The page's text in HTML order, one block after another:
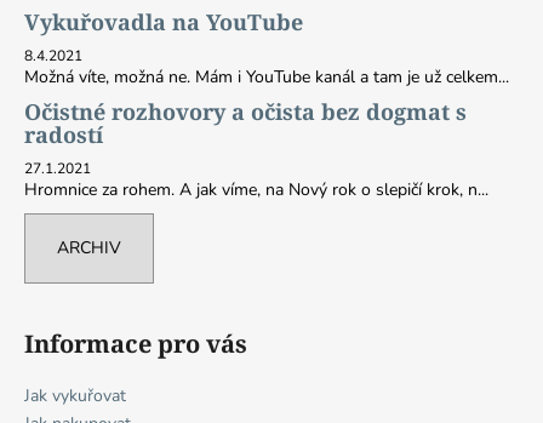
Vykuřovadla na YouTube
8.4.2021
Možná víte, možná ne. Mám i YouTube kanál a tam je už celkem...
Očistné rozhovory a očista bez dogmat s
radostí
27.1.2021
Hromnice za rohem. A jak víme, na Nový rok o slepičí krok, n...
ARCHIV
Informace pro vás
Jak vykuřovat